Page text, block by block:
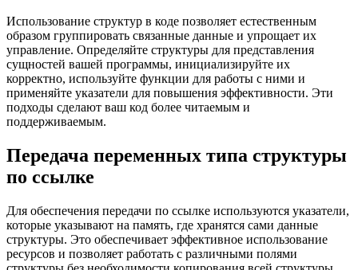
Использование структур в коде позволяет естественным
образом группировать связанные данные и упрощает их
управление. Определяйте структуры для представления
сущностей вашей программы, инициализируйте их
корректно, используйте функции для работы с ними и
применяйте указатели для повышения эффективности. Эти
подходы сделают ваш код более читаемым и
поддерживаемым.
Передача переменных типа структуры
по ссылке
Для обеспечения передачи по ссылке используются указатели,
которые указывают на память, где хранятся сами данные
структуры. Это обеспечивает эффективное использование
ресурсов и позволяет работать с различными полями